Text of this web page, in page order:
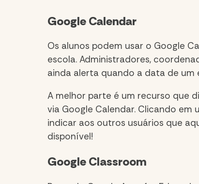
Google Calendar
Os alunos podem usar o Google
escola. Administradores,
ainda alerta quando a data de um
A melhor parte é um recurso que
via Google Calendar. Clicando
indicar aos outros usuários que
disponível!
Google Classroom